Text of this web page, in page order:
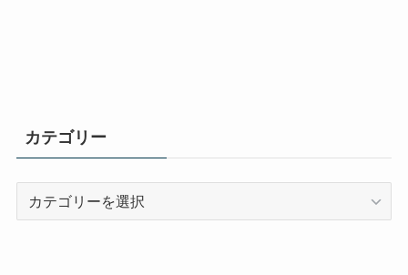
カテゴリー